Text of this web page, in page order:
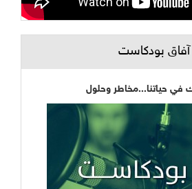
آفاق بودكاست
في حياتنا...مخاطر وحلول